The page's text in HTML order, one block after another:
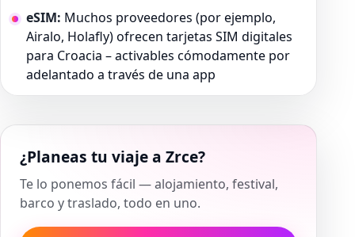
eSIM: Muchos proveedores (por ejemplo,
Airalo, Holafly) ofrecen tarjetas SIM digitales
para Croacia – activables cómodamente por
adelantado a través de una app
¿Planeas tu viaje a Zrce?
Te lo ponemos fácil — alojamiento, festival,
barco y traslado, todo en uno.